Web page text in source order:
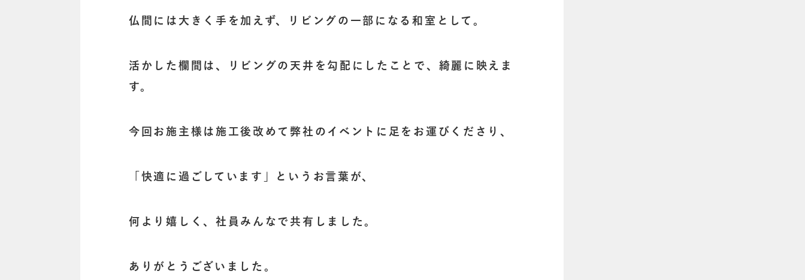
仏間には大きく手を加えず、リビングの一部になる和室として。
活かした欄間は、リビングの天井を勾配にしたことで、綺麗に映えま
す。
今回お施主様は施工後改めて弊社のイベントに足をお運びくださり、
「快適に過ごしています」というお言葉が、
何より嬉しく、社員みんなで共有しました。
ありがとうございました。